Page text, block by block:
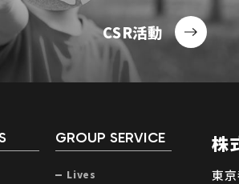
CSR活動
GROUP SERVICE
Lives
株
東